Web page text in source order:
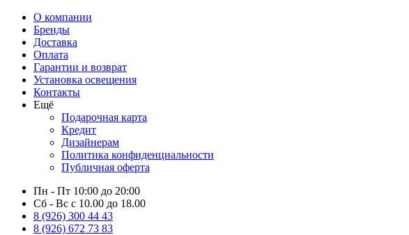
О компании
Бренды
Доставка
Оплата
Гарантии и возврат
Установка освещения
Контакты
Ещё
Подарочная карта
Кредит
Дизайнерам
Политика конфиденциальности
Публичная оферта
Пн - Пт 10:00 до 20:00
Сб - Вс с 10.00 до 18.00
8 (926) 300 44 43
8 (926) 672 73 83